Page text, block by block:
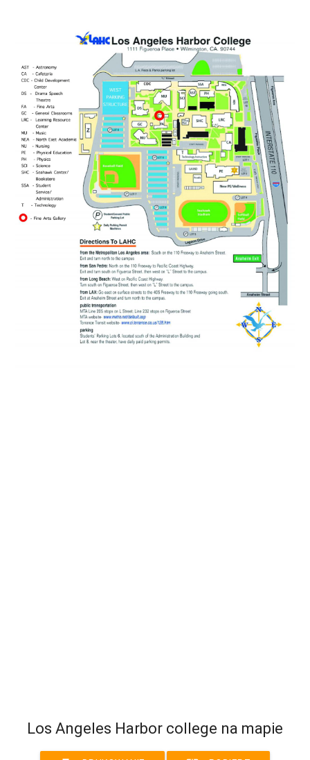
Los Angeles Harbor college na mapie